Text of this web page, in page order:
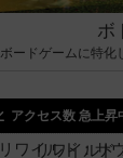
ボ
ボードゲームに特化
アクセス数 急上昇